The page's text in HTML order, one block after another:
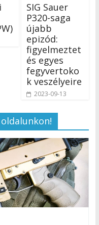
SIG Sauer
P320-saga
újabb
epizód:
figyelmeztet
és egyes
fegyvertoko
k veszélyeire
2023-09-13